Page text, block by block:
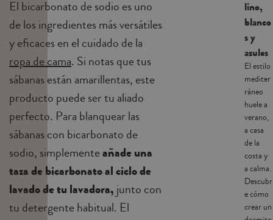
El bicarbonato de sodio es uno
de los ingredientes más versátiles
y eficaces en el cuidado de la
ropa de cama. Si notas que tus
sábanas están amarillentas, este
producto puede ser tu aliado
perfecto. Para blanquear las
sábanas con bicarbonato de
sodio, simplementeañade una
taza de bicarbonato al ciclo de
lavado de tu lavadora, junto con
tu detergente habitual. El
lino,
blanco
s y
azules
El estilo
mediter
ráneo
huele a
verano,
a casa
de la
costa y
a calma.
Descubr
e cómo
crear un